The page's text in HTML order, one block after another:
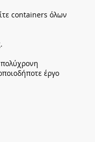
containers όλων
έργο